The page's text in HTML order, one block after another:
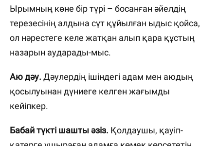
Ырымның көне бір түрі – босанған әйелдің
терезесінің алдына сүт құйылған ыдыс қойса,
ол нәрестеге келе жатқан алып қара құстың
назарын аударады-мыс.
Аю дәу. Дәулердің ішіндегі адам мен аюдың
қосылуынан дүниеге келген жағымды
кейіпкер.
Бабай түкті шашты әзіз. Қолдаушы, қауіп-